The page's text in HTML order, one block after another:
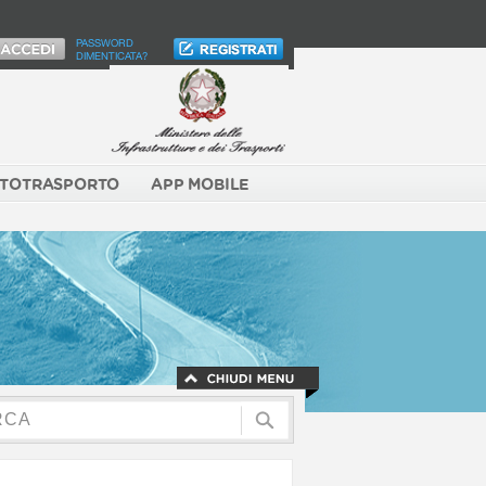
PASSWORD
DIMENTICATA?
APP MOBILE